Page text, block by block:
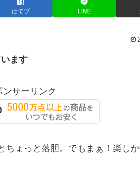
はてブ LINE
ます
ンサーリンク
ょっと落胆。でもまぁ！楽しか